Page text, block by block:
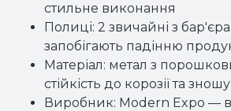
стильне виконання
Полиці: 2 звичайні з
запобігають падінню
Матеріал: метал з
стійкість до корозії та
Виробник: Modern Expo —